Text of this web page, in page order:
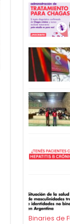
Binaries de